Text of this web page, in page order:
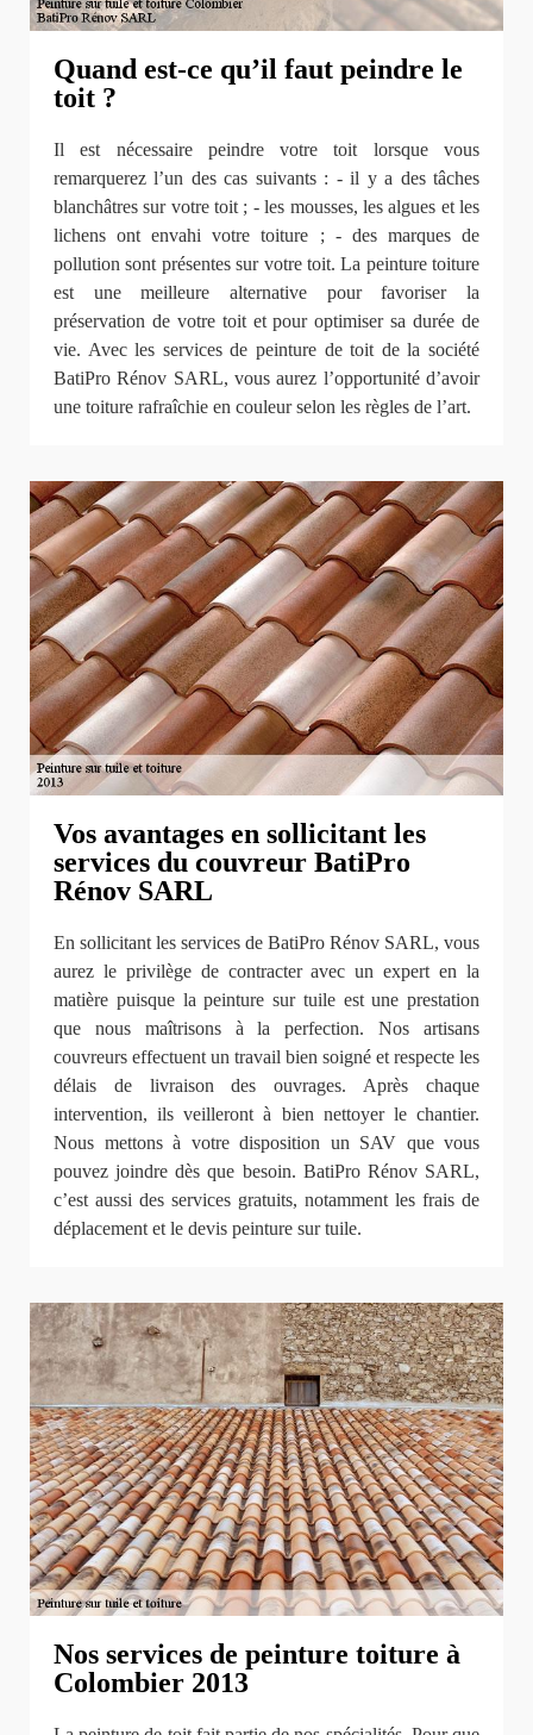
Quand est-ce qu’il faut peindre le
toit ?
Il est nécessaire peindre votre toit lorsque vous
remarquerez l’un des cas suivants : - il y a des tâches
blanchâtres sur votre toit ; - les mousses, les algues et les
lichens ont envahi votre toiture ; - des marques de
pollution sont présentes sur votre toit. La peinture toiture
est une meilleure alternative pour favoriser la
préservation de votre toit et pour optimiser sa durée de
vie. Avec les services de peinture de toit de la société
BatiPro Rénov SARL, vous aurez l’opportunité d’avoir
une toiture rafraîchie en couleur selon les règles de l’art.
Vos avantages en sollicitant les
services du couvreur BatiPro
Rénov SARL
En sollicitant les services de BatiPro Rénov SARL, vous
aurez le privilège de contracter avec un expert en la
matière puisque la peinture sur tuile est une prestation
que nous maîtrisons à la perfection. Nos artisans
couvreurs effectuent un travail bien soigné et respecte les
délais de livraison des ouvrages. Après chaque
intervention, ils veilleront à bien nettoyer le chantier.
Nous mettons à votre disposition un SAV que vous
pouvez joindre dès que besoin. BatiPro Rénov SARL,
c’est aussi des services gratuits, notamment les frais de
déplacement et le devis peinture sur tuile.
Nos services de peinture toiture à
Colombier 2013